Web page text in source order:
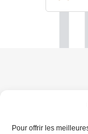
Pour offrir les